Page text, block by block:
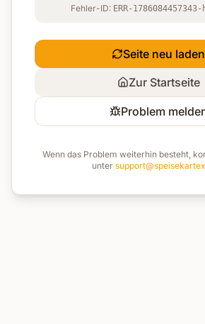
Fehler-ID: ERR-
Seite neu laden
Zur Startseite
Problem
Wenn das Problem weiterhin besteht,
unter